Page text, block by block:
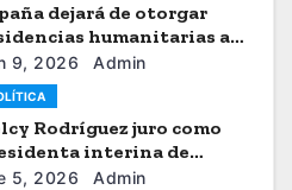
dejará de otorgar
humanitarias a
9, 2026 Admin
Rodríguez juro como
interina de
5, 2026 Admin